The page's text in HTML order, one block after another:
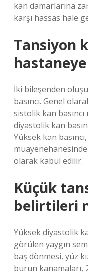
kan damarlarına
karşı hassas hale
Tansiyon
İki bileşenden
basıncı. Genel
sistolik kan
diyastolik kan
Yüksek kan
olarak kabul edilir.
Küçük
belirtileri
Yüksek diyastolik
görülen yaygın
baş dönmesi, yüz
burun kanamaları,